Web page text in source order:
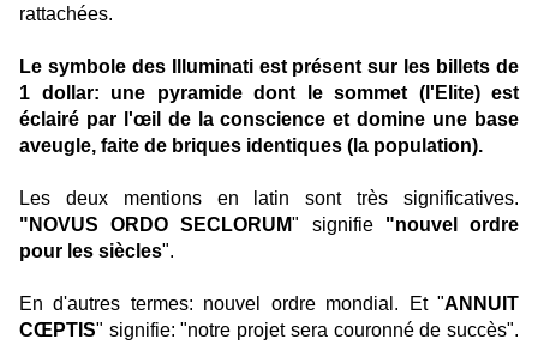
rattachées.
Le symbole des Illuminati est présent sur les billets de
1 dollar: une pyramide dont le sommet (l'Elite) est
éclairé par l'œil de la conscience et domine une base
aveugle, faite de briques identiques (la population).
Les deux mentions en latin sont très significatives.
"NOVUS ORDO SECLORUM" signifie "nouvel ordre
pour les siècles".
En d'autres termes: nouvel ordre mondial. Et "ANNUIT
CŒPTIS" signifie: "notre projet sera couronné de succès".